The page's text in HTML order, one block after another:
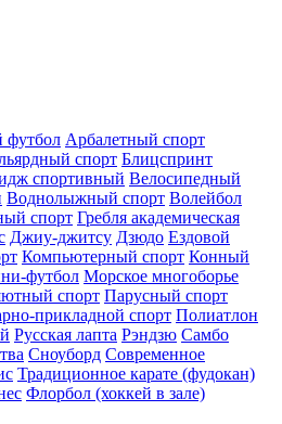
футбол Арбалетный спорт
спорт Блицспринт
спортивный Велосипедный
Воднолыжный спорт Волейбол
спорт Гребля академическая
Джиу-джитсу Дзюдо Ездовой
Компьютерный спорт Конный
футбол Морское многоборье
спорт Парусный спорт
прикладной спорт Полиатлон
Русская лапта Рэндзю Самбо
Сноуборд Современное
Традиционное карате (фудокан)
Флорбол (хоккей в зале)